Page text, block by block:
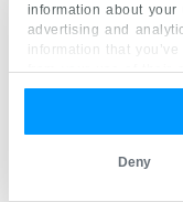
information about
advertising and
information that
from your use of their
Deny
Kefauver, J.
(2020).
https://